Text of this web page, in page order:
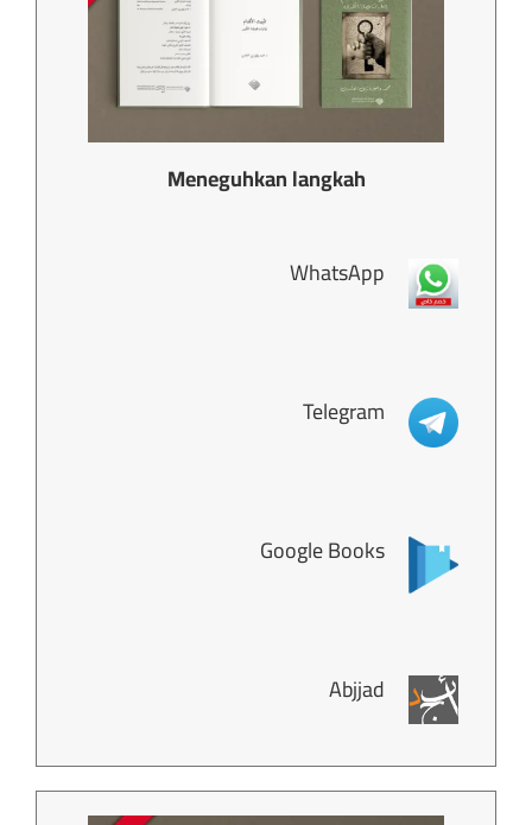
Meneguhkan langkah
WhatsApp
Telegram
Google Books
Abjjad